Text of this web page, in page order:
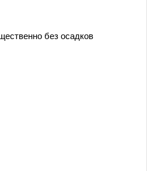
без осадков